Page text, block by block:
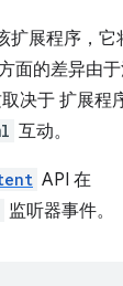
扩展程序，它
面的差异由
取决于 扩展程
互动。
API 在
监听器事件。